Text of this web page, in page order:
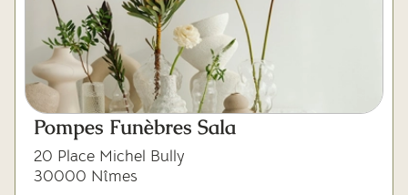
Pompes Funèbres Sala
20 Place Michel Bully
30000 Nîmes